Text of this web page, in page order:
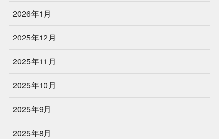
2026年1月
2025年12月
2025年11月
2025年10月
2025年9月
2025年8月